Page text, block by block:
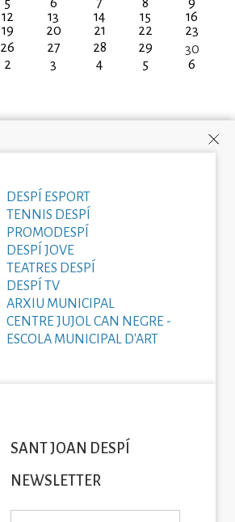
5 6 7 8
9
12 13 14 15
16
19 20 21 22
23
26 27 28 29
30
2 3 4 5 6
DESPÍ ESPORT
TENNIS DESPÍ
PROMODESPÍ
DESPÍ JOVE
TEATRES DESPÍ
DESPÍ TV
ARXIU MUNICIPAL
CENTRE JUJOL CAN NEGRE -
ESCOLA MUNICIPAL D'ART
SANT JOAN DESPÍ
NEWSLETTER